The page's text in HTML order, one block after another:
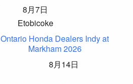
8月7日
Etobicoke
Ontario Honda Dealers Indy at
Markham 2026
8月14日